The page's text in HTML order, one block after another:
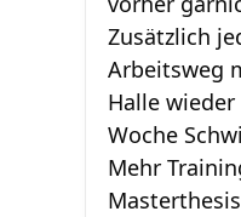
Zusätzlich
Arbeitsweg
Halle
Woche
Mehr